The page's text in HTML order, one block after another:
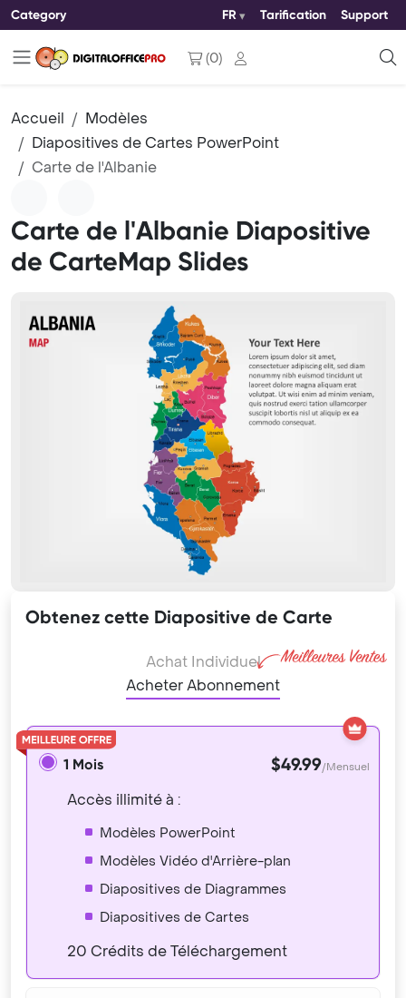
Category FR Tarification Support
(0)
Accueil
Modèles
Diapositives de Cartes PowerPoint
Carte de l'Albanie
Carte de l'Albanie Diapositive
de CarteMap Slides
Obtenez cette Diapositive de Carte
Achat Individuel
Acheter Abonnement
1 Mois $49.99/Mensuel
Accès illimité à :
Modèles PowerPoint
Modèles Vidéo d'Arrière-plan
Diapositives de Diagrammes
Diapositives de Cartes
20 Crédits de Téléchargement